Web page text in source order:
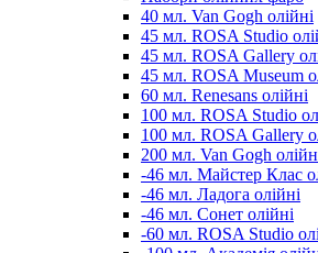
40 мл. Van Gogh олійні
45 мл. ROSA Studio
45 мл. ROSA Gallery
45 мл. ROSA Museum
60 мл. Renesans олійні
100 мл. ROSA Studio
100 мл. ROSA Gallery
200 мл. Van Gogh
-46 мл. Майстер Клас
-46 мл. Ладога олійні
-46 мл. Сонет олійні
-60 мл. ROSA Studio